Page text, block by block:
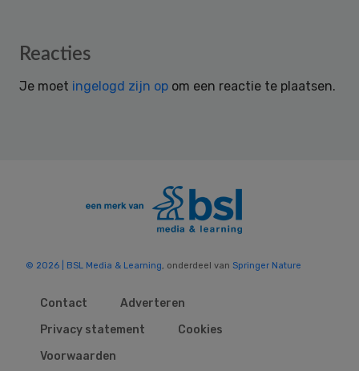
Reader
Reacties
Je moet ingelogd zijn op om een reactie te plaatsen.
© 2026 | BSL Media & Learning, onderdeel van Springer Nature
Contact
Adverteren
Privacy statement
Cookies
Voorwaarden